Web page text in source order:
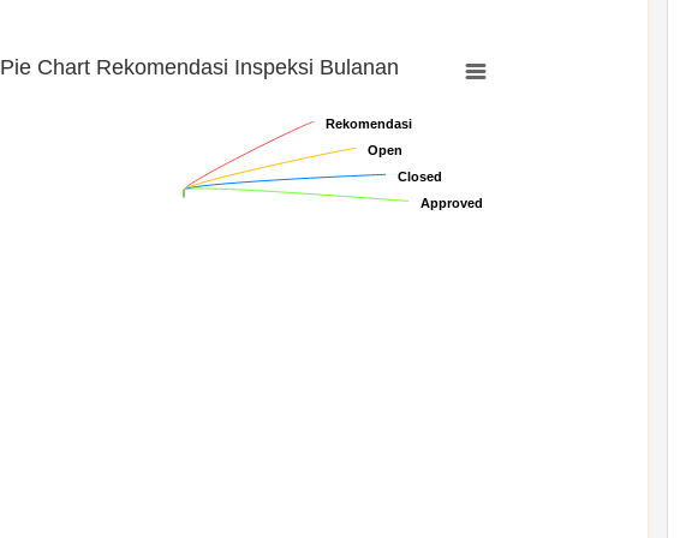
Pie Chart Rekomendasi Inspeksi Bulanan
Rekomendasi
Rekomendasi
Open
Open
Closed
Closed
Approved
Approved